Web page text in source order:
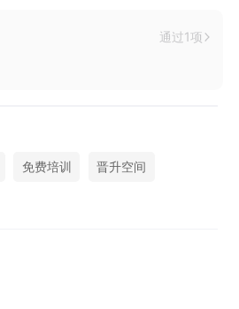
通过1项
免费培训 晋升空间